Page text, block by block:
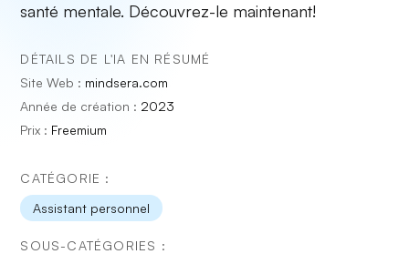
santé mentale. Découvrez-le maintenant!
DÉTAILS DE L'IA EN RÉSUMÉ
Site Web : mindsera.com
Année de création : 2023
Prix : Freemium
CATÉGORIE :
Assistant personnel
SOUS-CATÉGORIES :